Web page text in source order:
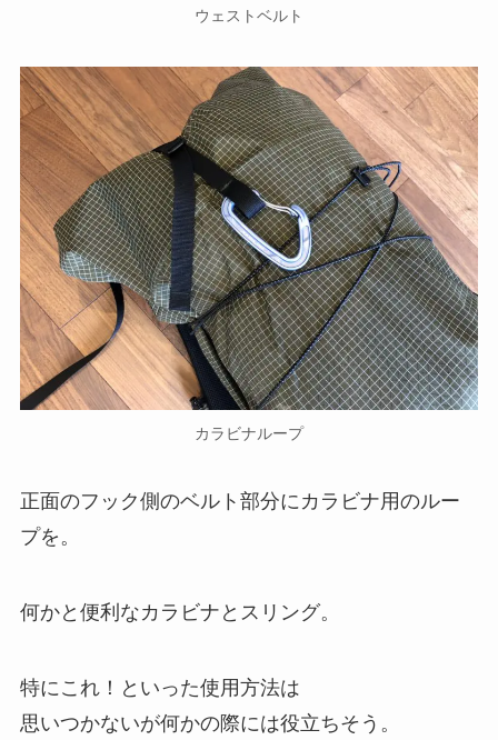
ウェストベルト
カラビナループ
正面のフック側のベルト部分にカラビナ用のルー
プを。
何かと便利なカラビナとスリング。
特にこれ！といった使用方法は
思いつかないが何かの際には役立ちそう。